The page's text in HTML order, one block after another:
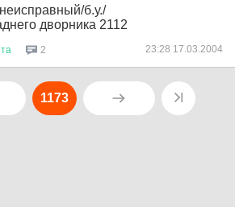
б.у./
дворника 2112
2 23:28 17.03.2004
1173